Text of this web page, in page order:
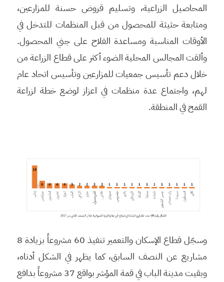
المحاصيل الزراعية، وتسليم قروض حسنة للمزارعين،
ومتابعة حثيثة للمحصول من قبل المنظمات للتدخل في
الأوقات المناسبة ومساعدة الفلاح على جني المحصول.
وألقت المجالس المحلية الضوء أكثر على قطاع الزراعة من
خلال دعم تأسيس جمعيات للمزارعين وتأسيس اتحاد عام
لهم، واجتماع عدة منظمات في اعزاز لوضع خطة لزراعة
القمح في المنطقة.
وسجّل قطاع الإسكان والتعمير تنفيذ 60 مشروعاً بزيادة 8
مشاريع عن النصف السابق، كما يظهر في الشكل أدناه،
وبقيت مدينة الباب في قمة المؤشر بواقع 37 مشروعاً بدافع